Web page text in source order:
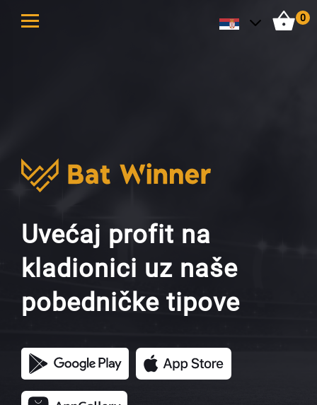
0
Uvećaj profit na
kladionici uz naše
pobedničke tipove